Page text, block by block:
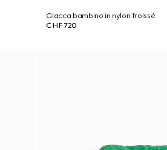
Giacca bambino in nylon froissé
CHF 720